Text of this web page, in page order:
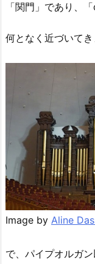
「関門」であり、
何となく近づいてき
Image by Aline
で、パイプオルガ